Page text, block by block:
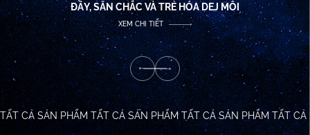
ĐẦY, SĂN CHẮC VÀ TRẺ HÓA DEJ MÔI
XEM CHI TIẾT
TẤT CẢ SẢN PHẨM TẤT CẢ SẢN PHẨM TẤT CẢ SẢN PHẨM TẤT CẢ